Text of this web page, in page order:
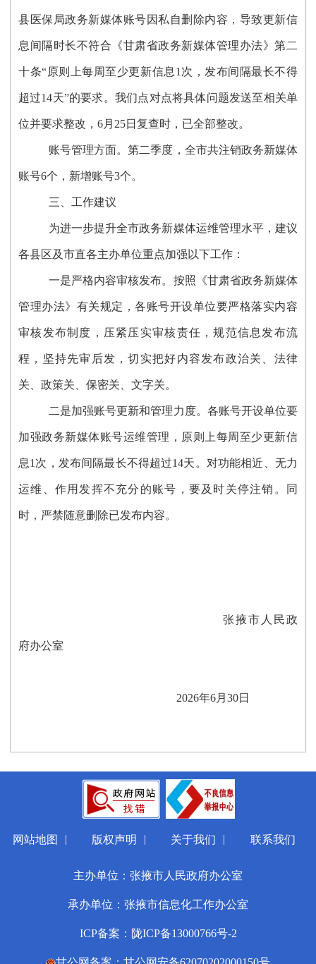
县医保局政务新媒体账号因私自删除内容，导致更新信
息间隔时长不符合《甘肃省政务新媒体管理办法》第二
十条“原则上每周至少更新信息1次，发布间隔最长不得
超过14天”的要求。我们点对点将具体问题发送至相关单
位并要求整改，6月25日复查时，已全部整改。
账号管理方面。第二季度，全市共注销政务新媒体
账号6个，新增账号3个。
三、工作建议
为进一步提升全市政务新媒体运维管理水平，建议
各县区及市直各主办单位重点加强以下工作：
一是严格内容审核发布。 按照《甘肃省政务新媒体
管理办法》有关规定，各账号开设单位要严格落实内容
审核发布制度，压紧压实审核责任，规范信息发布流
程，坚持先审后发，切实把好内容发布政治关、法律
关、政策关、保密关、文字关。
二是加强账号更新和管理力度。 各账号开设单位要
加强政务新媒体账号运维管理，原则上每周至少更新信
息1次，发布间隔最长不得超过14天。对功能相近、无力
运维、作用发挥不充分的账号，要及时关停注销。同
时，严禁随意删除已发布内容。
张掖市人民政
府办公室
2026年6月30日
网站地图 | 版权声明 | 关于我们 | 联系我们
主办单位：张掖市人民政府办公室
承办单位：张掖市信息化工作办公室
ICP备案：陇ICP备13000766号-2